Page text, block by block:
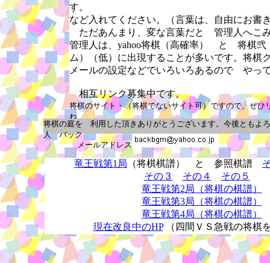
将棋の庭を 利用した頂きありがとうございます。今後ともよ
人 バック
竜王戦第1局 （将棋棋譜） と 参照棋譜
その３
その４
その５
竜王戦第2局（将棋の棋譜）
竜王戦第3局（将棋の棋譜）
竜王戦第4局（将棋の棋譜）
現在改良中のHP（四間ＶＳ急戦の将棋
す。
など入れてください。（言葉は、自由にお書
ただあんまり、変な言葉だと 管理人へこ
管理人は、yahoo将棋（高確率） と 将棋弐
ム）（低）に出現することが多いです。将棋
メールの設定などでいろいろあるので やっ
相互リンク募集中です。
将棋のサイト・（将棋でないサイト可）ですので、ぜひ
ね
また何かありましたら、こちらに連絡ください。↓↓
メールアドレス